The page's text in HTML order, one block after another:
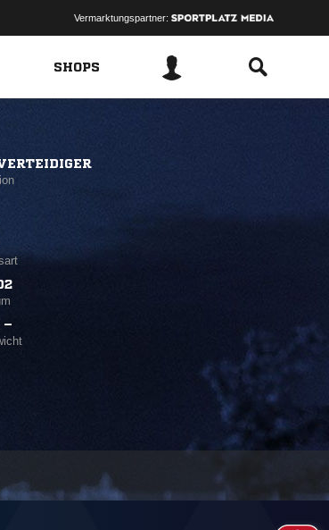
Vermarktungspartner:
SHOPS
–